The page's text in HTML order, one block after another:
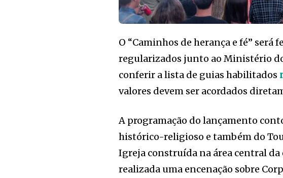
O “Caminhos de herança e fé”
regularizados junto ao Ministério
conferir a lista de guias habilitados
valores devem ser acordados
A programação do lançamento
histórico-religioso e também do
Igreja construída na área central da
realizada uma encenação sobre